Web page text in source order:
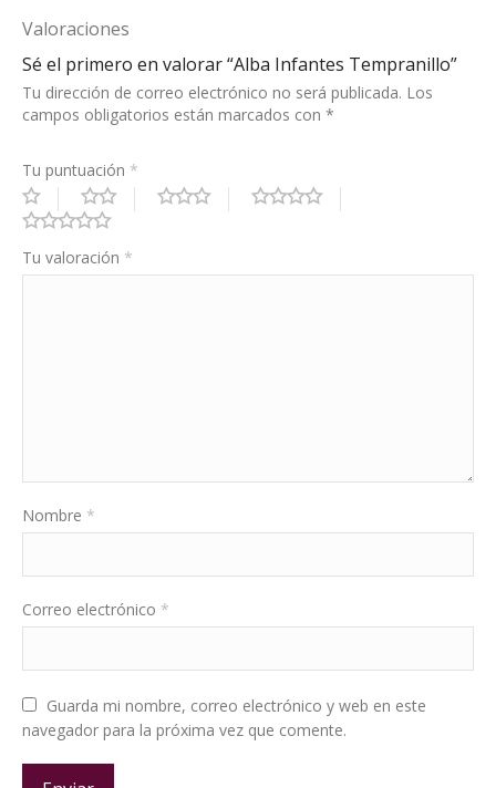
Valoraciones
Sé el primero en valorar “Alba Infantes Tempranillo”
Tu dirección de correo electrónico no será publicada. Los
campos obligatorios están marcados con *
Tu puntuación *
Tu valoración *
Nombre *
Correo electrónico *
Guarda mi nombre, correo electrónico y web en este
navegador para la próxima vez que comente.